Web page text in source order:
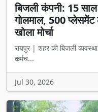
बिजली कंपनी: 15
गोलमाल, 500 प्लेसमेंट
खोला मोर्चा
रायपुर | शहर की बिजली
कर्मच...
Jul 30, 2026